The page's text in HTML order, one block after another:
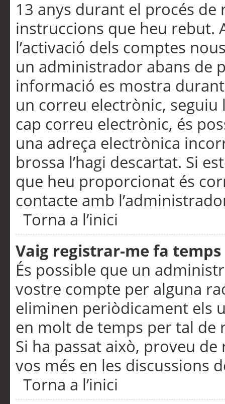
13 anys durant el procés de
instruccions que heu rebut.
l’activació dels comptes
un administrador abans de
informació es mostra
un correu electrònic,
cap correu electrònic, és
una adreça electrònica
brossa l’hagi descartat. Si
que heu proporcionat és
contacte amb
Torna a l’inici
Vaig registrar-me fa
És possible que un
vostre compte per alguna
eliminen periòdicament els
en molt de temps per tal de
Si ha passat això, proveu
vos més en les discussions
Torna a l’inici